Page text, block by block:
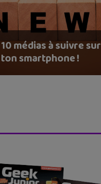
10 médias à suivre sur
ton smartphone !